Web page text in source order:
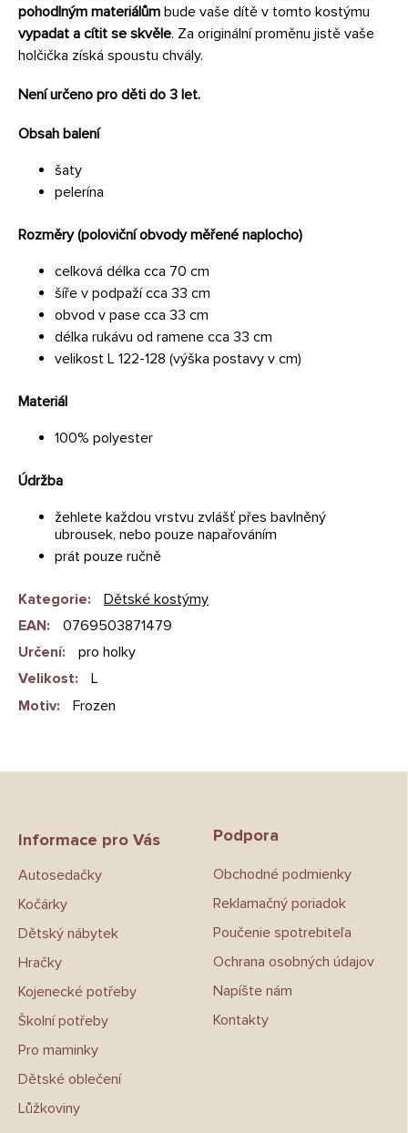
pohodlným materiálům bude vaše dítě v tomto kostýmu
vypadat a cítit se skvěle. Za originální proměnu jistě vaše
holčička získá spoustu chvály.
Není určeno pro děti do 3 let.
Obsah balení
šaty
pelerína
Rozměry (poloviční obvody měřené naplocho)
celková délka cca 70 cm
šíře v podpaží cca 33 cm
obvod v pase cca 33 cm
délka rukávu od ramene cca 33 cm
velikost L 122-128 (výška postavy v cm)
Materiál
100% polyester
Údržba
žehlete každou vrstvu zvlášť přes bavlněný
ubrousek, nebo pouze napařováním
prát pouze ručně
Kategorie:
Dětské kostýmy
EAN:
0769503871479
Určení:
pro holky
Velikost:
L
Motiv: Frozen
Informace pro Vás
Autosedačky
Kočárky
Dětský nábytek
Hračky
Kojenecké potřeby
Školní potřeby
Pro maminky
Dětské oblečení
Lůžkoviny
Podpora
Obchodné podmienky
Reklamačný poriadok
Poučenie spotrebiteľa
Ochrana osobných údajov
Napíšte nám
Kontakty